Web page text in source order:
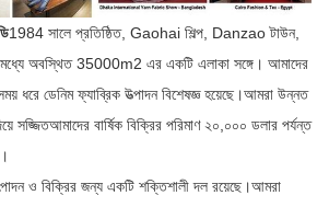
1984 সালে প্রতিষ্ঠিত, Gaohai শিল্প, Danzao টাউন,
অবস্থিত 35000m2 এর একটি এলাকা সঙ্গে। আমাদের
ধরে ডেনিম ফ্যাব্রিক উত্পাদন বিশেষজ্ঞ হয়েছে।আমরা উন্নত
সজ্জিতআমাদের বার্ষিক বিক্রির পরিমাণ ২০,০০০ ডলার পর্যন্ত
ও বিক্রির জন্য একটি শক্তিশালী দল রয়েছে।আমরা